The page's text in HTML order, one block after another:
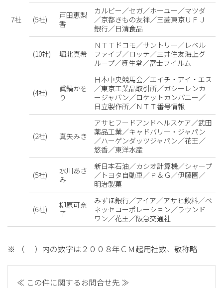
7社 (5社)
戸田恵梨
香
カルビー／セガ／ホーユー／マツダ
／京都きもの友禅／三菱東京ＵＦＪ
銀行／日清食品
(10社) 堀北真希
ＮＴＴドコモ／サントリー／レベル
ファイブ／ロッテ／三井住友海上グ
ループ／資生堂／富士フイルム
(4社)
眞鍋かを
り
日本中央競馬会／エイチ・アイ・エス
／東京工業品取引所／ガシーレンカ
ージャパン／ロケットカンパニー／
日立製作所／ＮＴＴ番号情報
(2社) 真矢みき
アサヒフードアンドヘルスケア／武田
薬品工業／キャドバリー・ジャパン
／ハーゲンダッツジャパン／花王／
悠香／東洋水産
(5社)
水川あさ
み
新日本石油／カシオ計算機／シャープ
／トヨタ自動車／Ｐ＆Ｇ／伊藤園／
明治製菓
(6社)
柳原可奈
子
みずほ銀行／アイア／アサヒ飲料／ベ
ネッセコーポレーション／ラウンド
ワン／花王／阪急交通社
※ （ ）内の数字は２００８年ＣＭ起用社数、敬称略
≪ この件に関するお問合せ先 ≫